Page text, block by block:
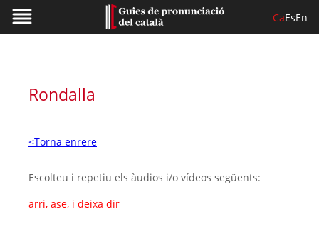
CaEsEn
Rondalla
<Torna enrere
Escolteu i repetiu els àudios i/o vídeos següents:
arri, ase, i deixa dir